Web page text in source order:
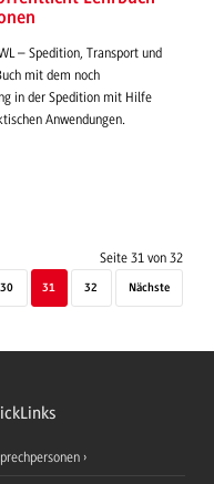
– Spedition, Transport und
mit dem noch
in der Spedition mit Hilfe
Anwendungen.
Seite 31 von 32
30 31 32 Nächste